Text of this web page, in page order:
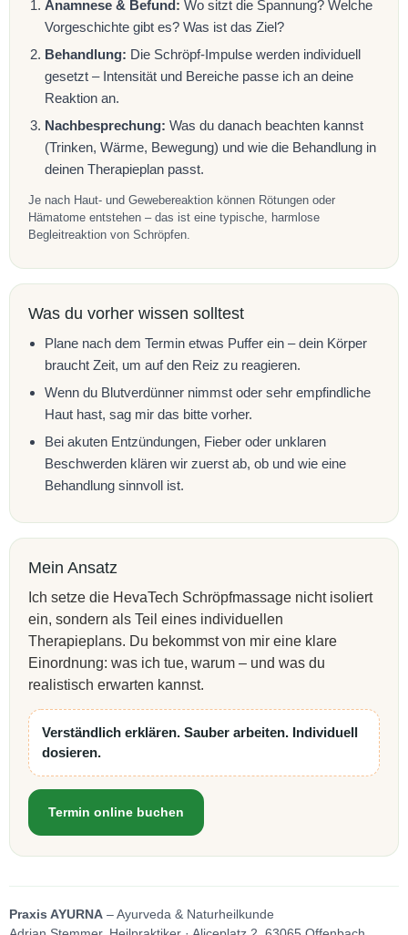
Anamnese & Befund: Wo sitzt die Spannung? Welche
Vorgeschichte gibt es? Was ist das Ziel?
Behandlung: Die Schröpf-Impulse werden individuell
gesetzt – Intensität und Bereiche passe ich an deine
Reaktion an.
Nachbesprechung: Was du danach beachten kannst
(Trinken, Wärme, Bewegung) und wie die Behandlung in
deinen Therapieplan passt.
Je nach Haut- und Gewebereaktion können Rötungen oder
Hämatome entstehen – das ist eine typische, harmlose
Begleitreaktion von Schröpfen.
Was du vorher wissen solltest
Plane nach dem Termin etwas Puffer ein – dein Körper
braucht Zeit, um auf den Reiz zu reagieren.
Wenn du Blutverdünner nimmst oder sehr empfindliche
Haut hast, sag mir das bitte vorher.
Bei akuten Entzündungen, Fieber oder unklaren
Beschwerden klären wir zuerst ab, ob und wie eine
Behandlung sinnvoll ist.
Mein Ansatz
Ich setze die HevaTech Schröpfmassage nicht isoliert
ein, sondern als Teil eines individuellen
Therapieplans. Du bekommst von mir eine klare
Einordnung: was ich tue, warum – und was du
realistisch erwarten kannst.
Verständlich erklären. Sauber arbeiten. Individuell
dosieren.
Termin online buchen
Praxis AYURNA – Ayurveda & Naturheilkunde